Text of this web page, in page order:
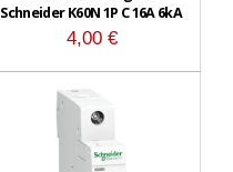
Schneider K60N 1P C 16A 6kA
4,00 €